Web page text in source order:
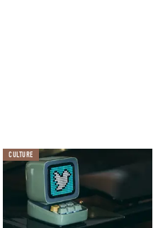
「枕を通して自分だけに」音
で、より良い
う場合も、タイマー機能が搭
60分で自動OFFにもできる。
CULTURE